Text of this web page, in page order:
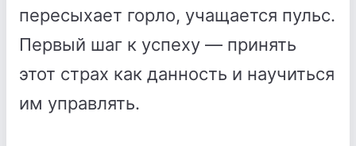
пересыхает горло, учащается пульс.
Первый шаг к успеху — принять
этот страх как данность и научиться
им управлять.